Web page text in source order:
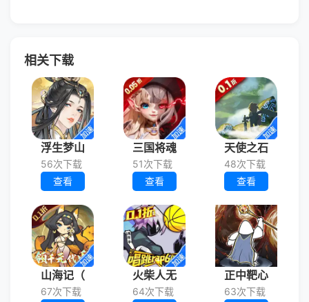
相关下载
浮生梦山
56次下载
查看
三国将魂
51次下载
查看
天使之石
48次下载
查看
山海记（
67次下载
火柴人无
64次下载
正中靶心
63次下载